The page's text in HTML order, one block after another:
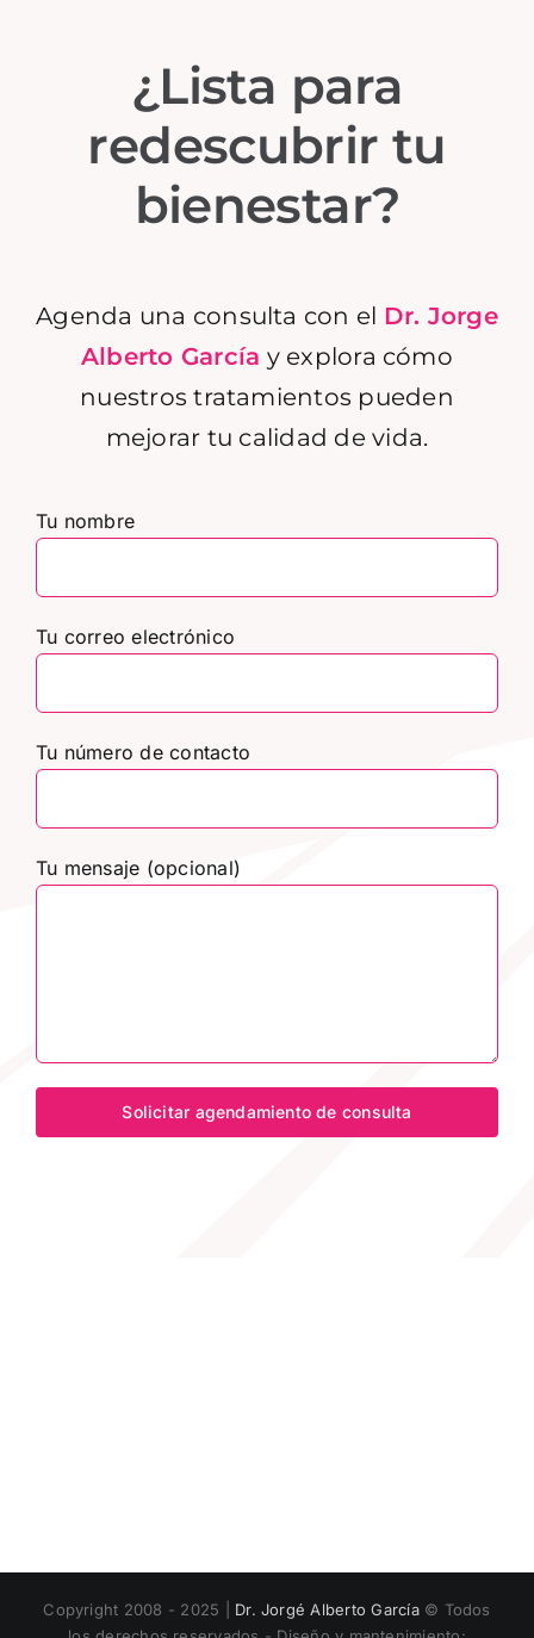
¿Lista para
redescubrir tu
bienestar?
Agenda una consulta con el Dr. Jorge
Alberto García y explora cómo
nuestros tratamientos pueden
mejorar tu calidad de vida.
Tu nombre
Tu correo electrónico
Tu número de contacto
Tu mensaje (opcional)
Copyright 2008 - 2025 | Dr. Jorgé Alberto García© Todos